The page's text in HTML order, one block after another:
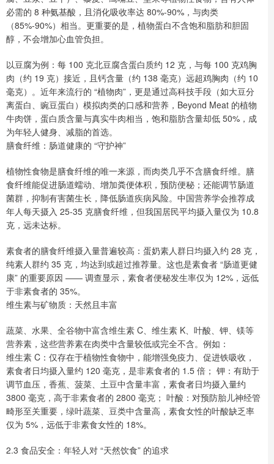
必需的 8 种氨基酸，且消化吸收率达 80%-90%，与肉类
（85%-90%）相当。更重要的是，植物蛋白不含饱和脂肪和胆固
醇，不会增加心血管负担。
以豆腐为例：每 100 克北豆腐含蛋白质约 12 克，与每 100 克鸡胸
肉（约 19 克）接近，且钙含量（约 138 毫克）远超鸡胸肉（约 10
毫克）。近年来流行的 “植物肉”，更是通过高科技手段（如大豆分
离蛋白、豌豆蛋白）模拟肉类的口感和营养，Beyond Meat 的植物
牛肉饼，蛋白质含量与真实牛肉相当，饱和脂肪含量却低 50%，成
为年轻人健身、减脂的首选。
膳食纤维：肠道健康的 “守护神”
植物性食物是膳食纤维的唯一来源，而肉类几乎不含膳食纤维。膳
食纤维能促进肠道蠕动、增加粪便体积，预防便秘；还能调节肠道
菌群，抑制有害菌生长，降低肠道疾病风险。中国营养学会推荐成
年人每天摄入 25-35 克膳食纤维，但我国居民平均摄入量仅为 10.8
克，远未达标。
素食者的膳食纤维摄入量普遍较高：蛋奶素人群日均摄入约 28 克，
纯素人群约 35 克，均达到或超过推荐量。这也是素食者 “肠道更健
康” 的重要原因 —— 调查显示，素食者便秘发生率仅为 12%，远低
于非素食者的 35%。
维生素与矿物质：天然且丰富
蔬菜、水果、全谷物中富含维生素 C、维生素 K、叶酸、钾、镁等
营养素，这些营养素在肉类中含量较低或完全不含。例如：
维生素 C：仅存在于植物性食物中，能增强免疫力、促进铁吸收，
素食者日均摄入量约 120 毫克，是非素食者的 1.5 倍； 钾：有助于
调节血压，香蕉、菠菜、土豆中含量丰富，素食者日均摄入量约
3800 毫克，高于非素食者的 2800 毫克； 叶酸：对预防胎儿神经管
畸形至关重要，绿叶蔬菜、豆类中含量高，素食女性的叶酸缺乏率
仅为 5%，远低于非素食女性的 18%。
2.3 食品安全：年轻人对 “天然饮食” 的追求